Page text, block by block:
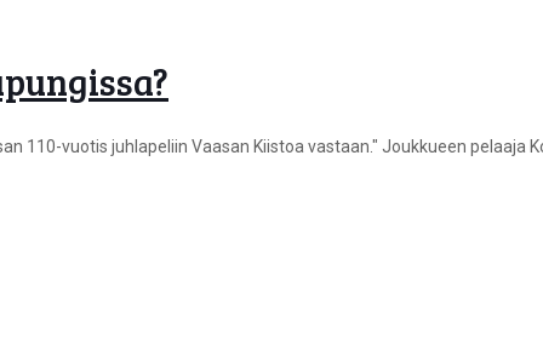
110-vuotis juhlapeliin Vaasan Kiistoa vastaan." Joukkueen pelaaja